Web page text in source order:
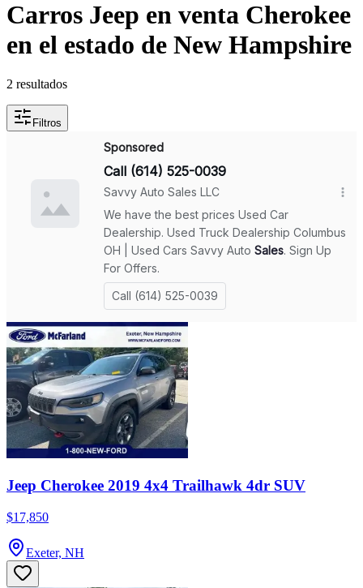
Carros Jeep en venta Cherokee
en el estado de New Hampshire
2 resultados
Filtros
Jeep Cherokee 2019 4x4 Trailhawk 4dr SUV
$17,850
Exeter, NH